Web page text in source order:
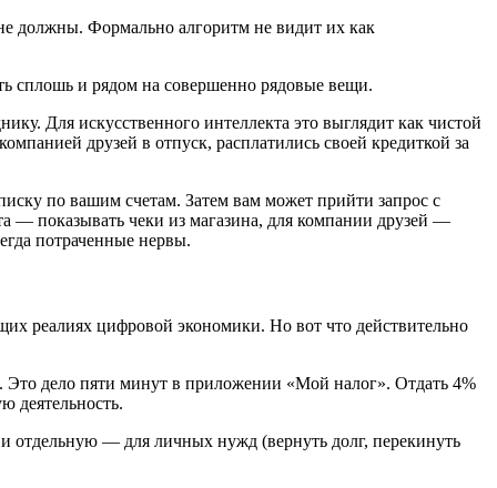
должны. Формально алгоритм не видит их как
сплошь и рядом на совершенно рядовые вещи.
Для искусственного интеллекта это выглядит как чистой
друзей в отпуск, расплатились своей кредиткой за
по вашим счетам. Затем вам может прийти запрос с
— показывать чеки из магазина, для компании друзей —
потраченные нервы.
реалиях цифровой экономики. Но вот что действительно
Это дело пяти минут в приложении «Мой налог». Отдать 4%
деятельность.
отдельную — для личных нужд (вернуть долг, перекинуть